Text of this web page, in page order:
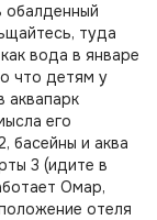
обалденный
туда
вода в январе
что детям у
аквапарк
его
басейны и аква
3 (идите в
Омар,
отеля